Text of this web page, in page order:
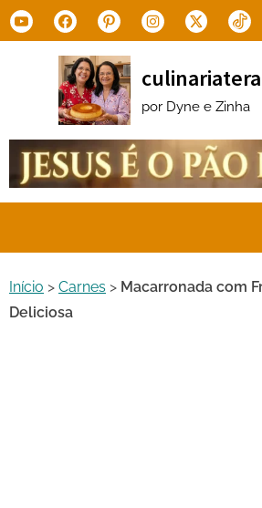
Skip
to
YoutubeFacebookPinterestInstagram
X.com Tiktok
por Dyne e Zinha
Início > Carnes > Macarronada com
Deliciosa